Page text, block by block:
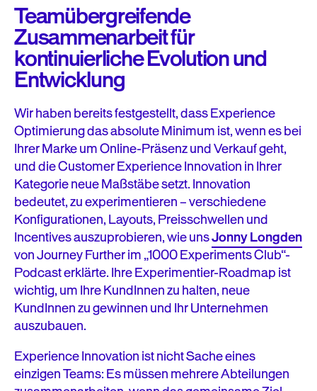
Teamübergreifende
Zusammenarbeit für
kontinuierliche Evolution und
Entwicklung
Wir haben bereits festgestellt, dass Experience
Optimierung das absolute Minimum ist, wenn es bei
Ihrer Marke um Online-Präsenz und Verkauf geht,
und die Customer Experience Innovation in Ihrer
Kategorie neue Maßstäbe setzt. Innovation
bedeutet, zu experimentieren – verschiedene
Konfigurationen, Layouts, Preisschwellen und
Incentives auszuprobieren, wie unsJonny Longden
von Journey Further im „1000 Experiments Club“-
Podcast erklärte. Ihre Experimentier-Roadmap ist
wichtig, um Ihre KundInnen zu halten, neue
KundInnen zu gewinnen und Ihr Unternehmen
auszubauen.
Experience Innovation ist nicht Sache eines
einzigen Teams: Es müssen mehrere Abteilungen